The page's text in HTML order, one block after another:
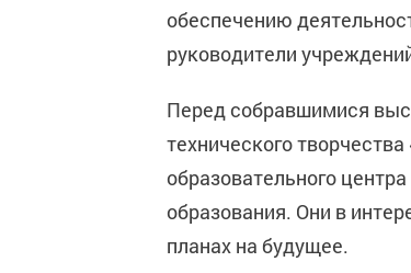
обеспечению
руководители
Перед собравшимися
технического
образовательного
образования. Они в
планах на будущее.